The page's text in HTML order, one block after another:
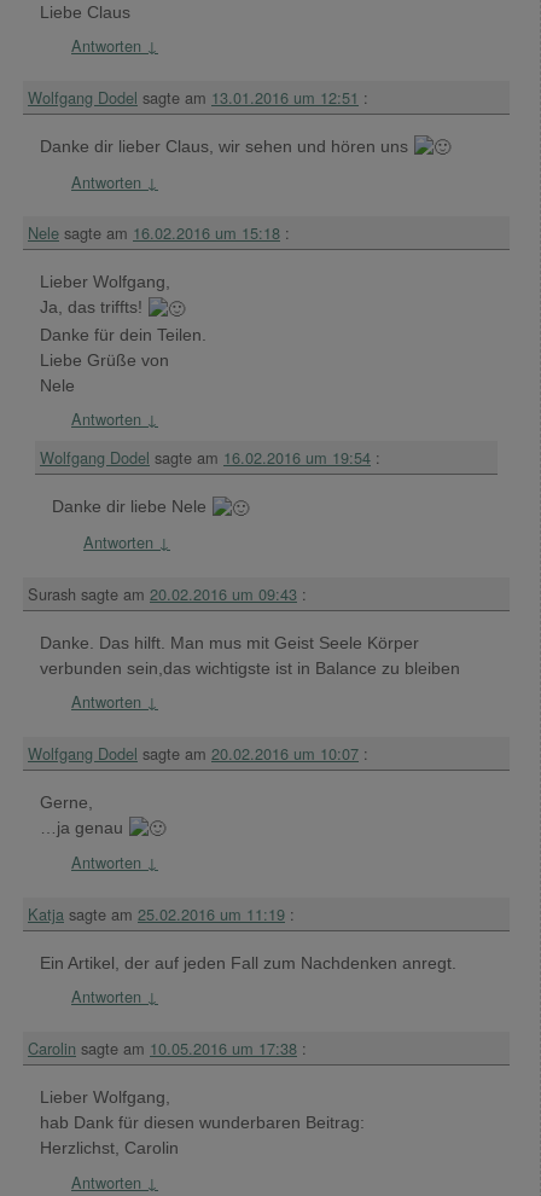
Liebe Claus
Antworten ↓
Wolfgang Dodel sagte am 13.01.2016 um 12:51 :
Danke dir lieber Claus, wir sehen und hören uns
Antworten ↓
Nele sagte am 16.02.2016 um 15:18 :
Lieber Wolfgang,
Ja, das triffts!
Danke für dein Teilen.
Liebe Grüße von
Nele
Antworten ↓
Wolfgang Dodel sagte am 16.02.2016 um 19:54 :
Danke dir liebe Nele
Antworten ↓
Surash sagte am 20.02.2016 um 09:43 :
Danke. Das hilft. Man mus mit Geist Seele Körper
verbunden sein,das wichtigste ist in Balance zu bleiben
Antworten ↓
Wolfgang Dodel sagte am 20.02.2016 um 10:07 :
Gerne,
…ja genau
Antworten ↓
Katja sagte am 25.02.2016 um 11:19 :
Ein Artikel, der auf jeden Fall zum Nachdenken anregt.
Antworten ↓
Carolin sagte am 10.05.2016 um 17:38 :
Lieber Wolfgang,
hab Dank für diesen wunderbaren Beitrag:
Herzlichst, Carolin
Antworten ↓